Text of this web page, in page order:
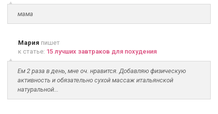
мама
Мария пишет
к статье: 15 лучших завтраков для похудения
Ем 2 раза в день, мне оч. нравится. Добавляю физическую
активность и обязательно сухой массаж итальянской
натуральной...